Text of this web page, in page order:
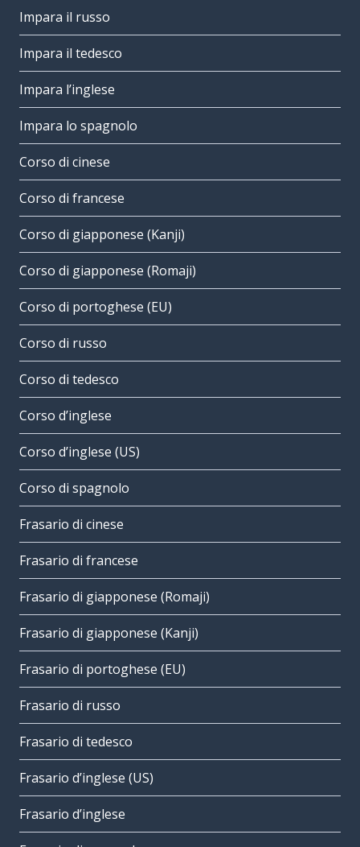
Impara il russo
Impara il tedesco
Impara l’inglese
Impara lo spagnolo
Corso di cinese
Corso di francese
Corso di giapponese (Kanji)
Corso di giapponese (Romaji)
Corso di portoghese (EU)
Corso di russo
Corso di tedesco
Corso d’inglese
Corso d’inglese (US)
Corso di spagnolo
Frasario di cinese
Frasario di francese
Frasario di giapponese (Romaji)
Frasario di giapponese (Kanji)
Frasario di portoghese (EU)
Frasario di russo
Frasario di tedesco
Frasario d’inglese (US)
Frasario d’inglese